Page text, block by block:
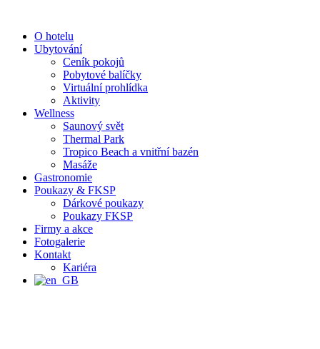
obsahuO hotelu
Ubytování
Ceník pokojů
Pobytové balíčky
Virtuální prohlídka
Aktivity
Wellness
Saunový svět
Thermal Park
Tropico Beach a vnitřní bazén
Masáže
Gastronomie
Poukazy & FKSP
Dárkové poukazy
Poukazy FKSP
Firmy a akce
Fotogalerie
Kontakt
Kariéra